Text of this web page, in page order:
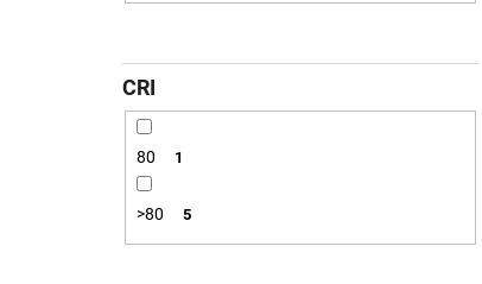
CRI
80 1
>80 5